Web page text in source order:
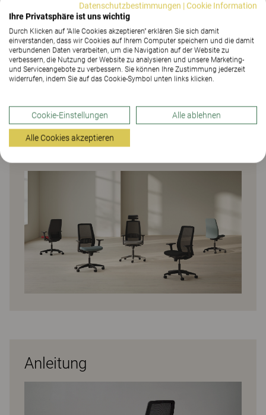
ermöglicht. Der Widerstand der Wippfunktion kann
individuell eingestellt werden, und die Neigung
Rückenlehne lässt sich in vier verschiedenen
Positionen arretieren. Wählt man die vollgepolsterte
Variante, kann zusätzlich die Rückenlehnenhöhe
modernen Arbeitsplatz, die sich sowohl als
Bürostuhl als auch in Projekt- und
Besprechungsräumen bewährt.
Anleitung
Datenschutzbestimmungen |Cookie Information
Ihre Privatsphäre ist uns wichtig
Durch Klicken auf "Alle Cookies akzeptieren" erklären Sie sich damit
einverstanden, dass wir Cookies auf Ihrem Computer speichern und die damit
verbundenen Daten verarbeiten, um die Navigation auf der Website zu
verbessern, die Nutzung der Website zu analysieren und unsere Marketing-
und Serviceangebote zu verbessern. Sie können Ihre Zustimmung jederzeit
widerrufen, indem Sie auf das Cookie-Symbol unten links klicken.
Cookie-Einstellungen Alle ablehnen
Alle Cookies akzeptieren